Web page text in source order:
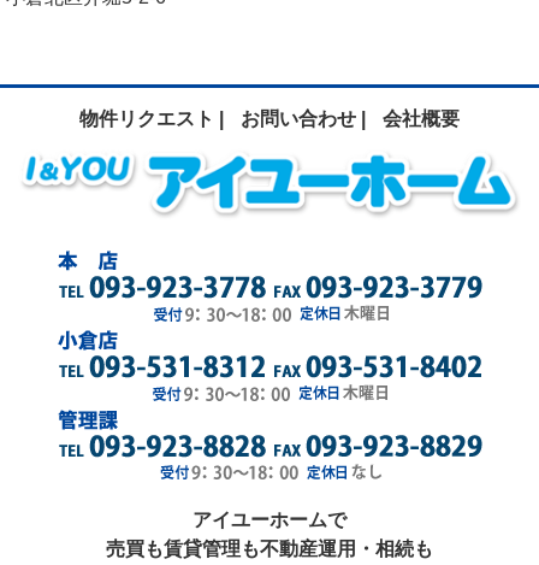
物件リクエスト | お問い合わせ | 会社概要
アイユーホームで
売買も賃貸管理も不動産運用・相続も